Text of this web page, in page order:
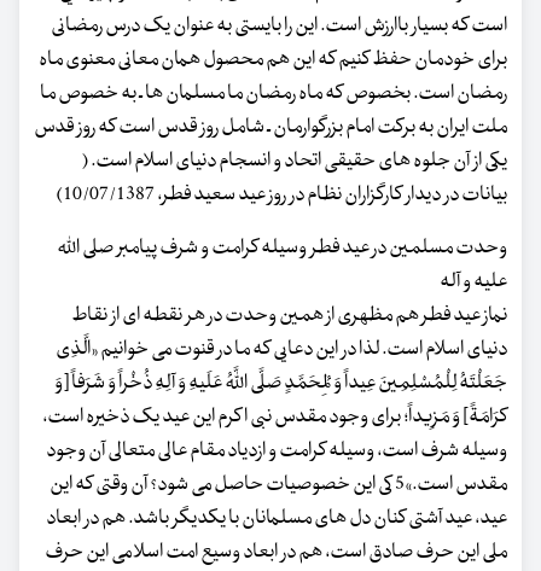
است که بسیار باارزش است. این را بایستی به عنوان یک درس رمضانی
برای خودمان حفظ کنیم که این هم محصول همان معانی معنوی ماه
رمضان است. بخصوص که ماه رمضان ما مسلمان ها ـ به خصوص ما
ملت ایران به برکت امام بزرگوارمان ـ شامل روز قدس است که روز قدس
یکی از آن جلوه های حقیقی اتحاد و انسجام دنیای اسلام است. (
بیانات در دیدار کارگزاران نظام در روز عید سعید فطر، 10/07/1387)
وحدت مسلمین در عید فطر وسیله کرامت و شرف پیامبر صلی الله
علیه و آله
نماز عید فطر هم مظهری از همین وحدت در هر نقطه ای از نقاط
دنیای اسلام است. لذا در این دعایی که ما در قنوت می خوانیم «الَّذِی
جَعَلْتَهُ لِلْمُسْلِمِینَ عِیداً وَ لِمُحَمَّدٍ صَلَّی اللَّهُ عَلَیهِ وَ آلِهِ ذُخْراً وَ شَرَفاً [وَ
کرَامَةً] وَ مَزِیداً؛ برای وجود مقدس نبی اکرم این عید یک ذخیره است،
وسیله شرف است، وسیله کرامت و ازدیاد مقام عالی متعالی آن وجود
مقدس است.»5 کی این خصوصیات حاصل می شود؟ آن وقتی که این
عید، عید آشتی کنان دل های مسلمانان با یکدیگر باشد. هم در ابعاد
ملی این حرف صادق است، هم در ابعاد وسیع امت اسلامی این حرف